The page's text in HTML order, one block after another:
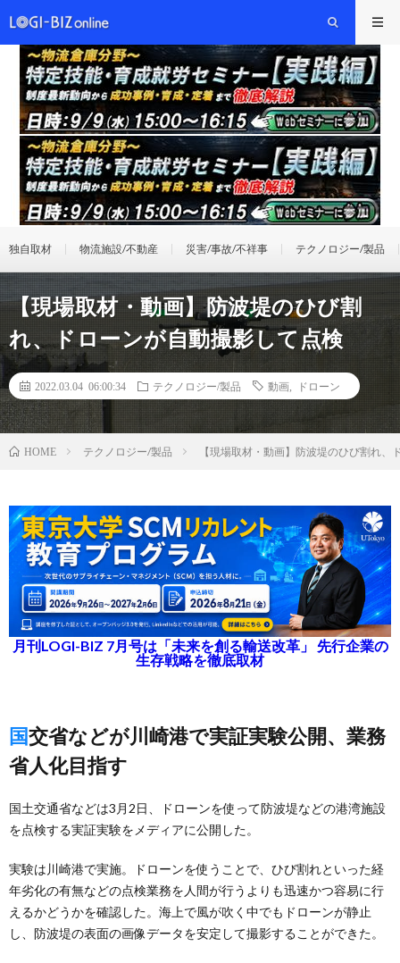
独自取材 物流施設/不動産 災害/事故/不祥事 テクノロジー/製品
【現場取材・動画】防波堤のひび割
れ、ドローンが自動撮影して点検
2022.03.04 06:00:34 テクノロジー/製品 動画 ドローン
HOME テクノロジー/製品 【現場取材・動画】防波堤のひび割れ、
月刊LOGI-BIZ 7月号は「未来を創る輸送改革」 先行企業の
生存戦略を徹底取材
国交省などが川崎港で実証実験公開、業務
省人化目指す
国土交通省などは3月2日、ドローンを使って防波堤などの港湾施設
を点検する実証実験をメディアに公開した。
実験は川崎港で実施。ドローンを使うことで、ひび割れといった経
年劣化の有無などの点検業務を人間が行うよりも迅速かつ容易に行
えるかどうかを確認した。海上で風が吹く中でもドローンが静止
し、防波堤の表面の画像データを安定して撮影することができた。